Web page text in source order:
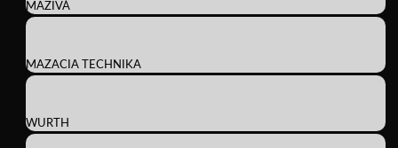
MAZIVÁ
MAZACIA TECHNIKA
WURTH